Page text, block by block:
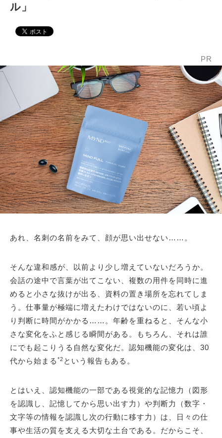
ル」
PR
あれ、名刺の名前をみて、顔が思い出せない……。
そんな違和感が、以前より少し増えていないだろうか。
会話の途中で言葉が出てこない、複数の用件を同時に進
めると小さな抜けが出る、資料の置き場所を忘れてしま
う。仕事量が極端に増えたわけではないのに、若い頃よ
り判断に時間がかかる……。年齢を重ねると、そんな小
さな変化をふと感じる瞬間がある。もちろん、それは誰
にでも起こりうる自然な変化だ。認知機能の変化は、30
代から始まる *2 という報告もある。
とはいえ、認知機能の一部である視覚的な記憶力（図形
を認識し、記憶してから思い出す力）や判断力（数字・
文字等の情報を認識し次の行動に移す力）は、日々の仕
事や生活の質を支える大切な土台である。だからこそ、